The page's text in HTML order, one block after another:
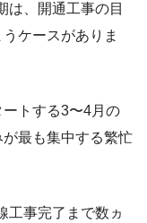
、
開通工事の目
ケースがありま
トする3〜4月の
最も集中する繁忙
工事完了まで数ヵ